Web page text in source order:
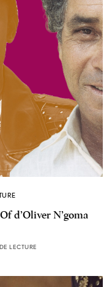
d’Oliver N’goma
LECTURE